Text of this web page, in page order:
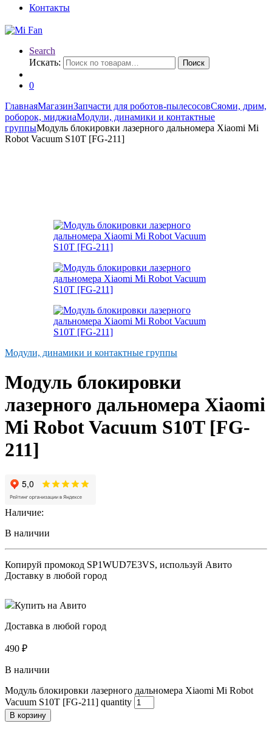
Контакты
Search
Искать:
Поиск
0
ГлавнаяМагазинЗапчасти для роботов-пылесосовСяоми, дрим,
роборок, миджиаМодули, динамики и контактные
группыМодуль блокировки лазерного дальномера Xiaomi Mi
Robot Vacuum S10T [FG-211]
Модули, динамики и контактные группы
Модуль блокировки
лазерного дальномера Xiaomi
Mi Robot Vacuum S10T [FG-
211]
Наличие:
В наличии
Копируй промокод SP1WUD7E3VS, используй Авито
Доставку в любой город
Купить на Авито
Доставка в любой город
490 ₽
В наличии
Модуль блокировки лазерного дальномера Xiaomi Mi Robot
Vacuum S10T [FG-211] quantity
В корзину